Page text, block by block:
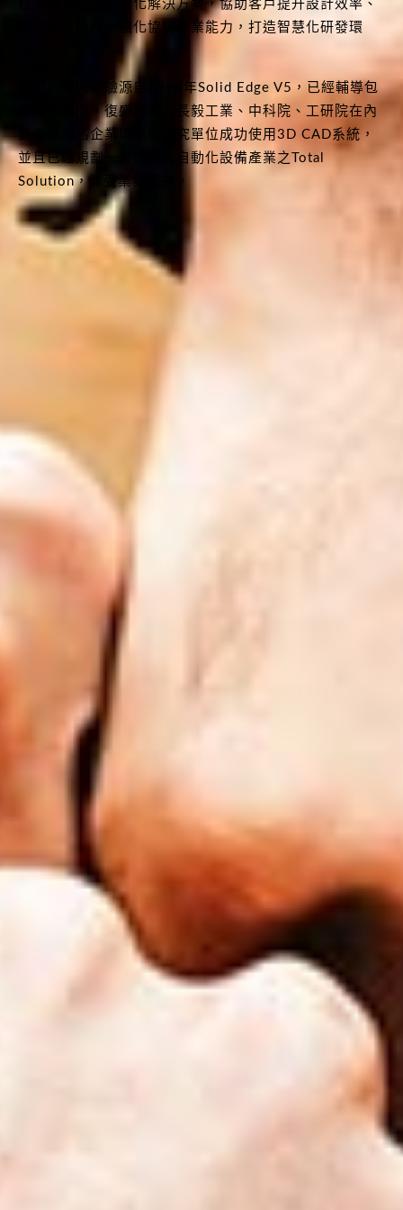
程，量身打造數位化解決方案，協助客戶提升設計效率、
縮短開發時程、強化協同作業能力，打造智慧化研發環
我們的技術經驗源自1998年Solid Edge V5，已經輔導包
括台中精機、復盛公司、長毅工業、中科院、工研院在內
數千家知名企業與學術研究單位成功使用3D CAD系統，
並且已經規劃一套成熟的自動化設備產業之Total
Solution，深受業界讚揚。